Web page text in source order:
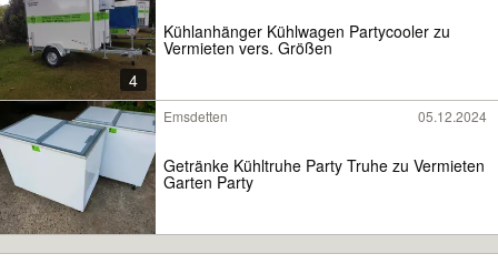
4
Kühlanhänger Kühlwagen Partycooler zu
Vermieten vers. Größen
Emsdetten 05.12.2024
Getränke Kühltruhe Party Truhe zu Vermieten
Garten Party